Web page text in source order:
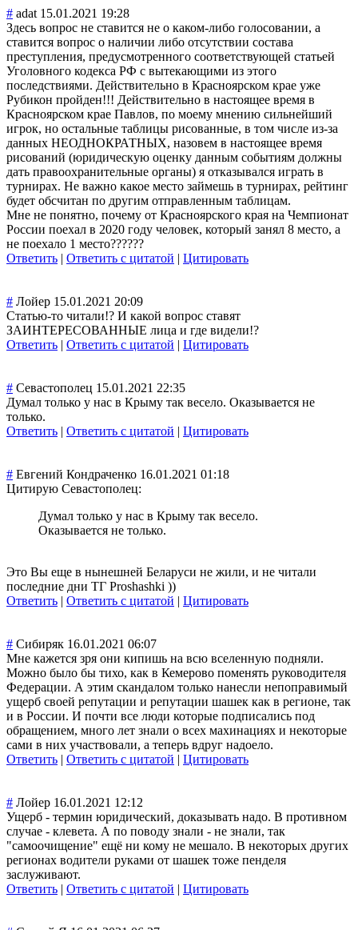
# adat 15.01.2021 19:28
Здесь вопрос не ставится не о каком-либо голосовании, а
ставится вопрос о наличии либо отсутствии состава
преступления, предусмотренного соответствующей статьей
Уголовного кодекса РФ с вытекающими из этого
последствиями. Действительно в Красноярском крае уже
Рубикон пройден!!! Действительно в настоящее время в
Красноярском крае Павлов, по моему мнению сильнейший
игрок, но остальные таблицы рисованные, в том числе из-за
данных НЕОДНОКРАТНЫХ, назовем в настоящее время
рисований (юридическую оценку данным событиям должны
дать правоохранительные органы) я отказывался играть в
турнирах. Не важно какое место займешь в турнирах, рейтинг
будет обсчитан по другим отправленным таблицам.
Мне не понятно, почему от Красноярского края на Чемпионат
России поехал в 2020 году человек, который занял 8 место, а
не поехало 1 место??????
Ответить | Ответить с цитатой | Цитировать
# Лойер 15.01.2021 20:09
Статью-то читали!? И какой вопрос ставят
ЗАИНТЕРЕСОВАННЫЕ лица и где видели!?
Ответить | Ответить с цитатой | Цитировать
# Севастополец 15.01.2021 22:35
Думал только у нас в Крыму так весело. Оказывается не
только.
Ответить | Ответить с цитатой | Цитировать
# Евгений Кондраченко 16.01.2021 01:18
Цитирую Севастополец:
Думал только у нас в Крыму так весело.
Оказывается не только.
Это Вы еще в нынешней Беларуси не жили, и не читали
последние дни ТГ Proshashki ))
Ответить | Ответить с цитатой | Цитировать
# Сибиряк 16.01.2021 06:07
Мне кажется зря они кипишь на всю вселенную подняли.
Можно было бы тихо, как в Кемерово поменять руководителя
Федерации. А этим скандалом только нанесли непоправимый
ущерб своей репутации и репутации шашек как в регионе, так
и в России. И почти все люди которые подписались под
обращением, много лет знали о всех махинациях и некоторые
сами в них участвовали, а теперь вдруг надоело.
Ответить | Ответить с цитатой | Цитировать
# Лойер 16.01.2021 12:12
Ущерб - термин юридический, доказывать надо. В противном
случае - клевета. А по поводу знали - не знали, так
"самоочищение" ещё ни кому не мешало. В некоторых других
регионах водители руками от шашек тоже пенделя
заслуживают.
Ответить | Ответить с цитатой | Цитировать